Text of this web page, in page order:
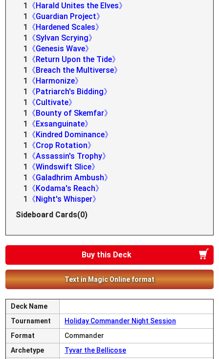
1
《Harald Unites the Elves》
1
《Guardian Project》
1
《Hardened Scales》
1
《Sylvan Scrying》
1
《Genesis Wave》
1
《Return Upon the Tide》
1
《Breach the Multiverse》
1
《Harmonize》
1
《Patriarch's Bidding》
1
《Cultivate》
1
《Bounty of Skemfar》
1
《Exsanguinate》
1
《Kindred Dominance》
1
《Crop Rotation》
1
《Assassin's Trophy》
1
《Windswift Slice》
1
《Galadhrim Ambush》
1
《Kodama's Reach》
1
《Night's Whisper》
Sideboard Cards(0)
Buy this Deck
Text in Magic Online format
Deck Name
Tournament
Holiday Commander Night Session
Format
Commander
Archetype
Tyvar the Bellicose